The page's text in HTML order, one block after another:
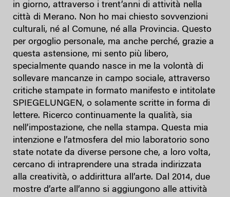
in giorno, attraverso i trent’anni di attività nella
città di Merano. Non ho mai chiesto sovvenzioni
culturali, né al Comune, né alla Provincia. Questo
per orgoglio personale, ma anche perché, grazie a
questa astensione, mi sento più libero,
specialmente quando nasce in me la volontà di
sollevare mancanze in campo sociale, attraverso
critiche stampate in formato manifesto e intitolate
SPIEGELUNGEN, o solamente scritte in forma di
lettere. Ricerco continuamente la qualità, sia
nell’impostazione, che nella stampa. Questa mia
intenzione e l’atmosfera del mio laboratorio sono
state notate da diverse persone che, a loro volta,
cercano di intraprendere una strada indirizzata
alla creatività, o addirittura all’arte. Dal 2014, due
mostre d’arte all’anno si aggiungono alle attività